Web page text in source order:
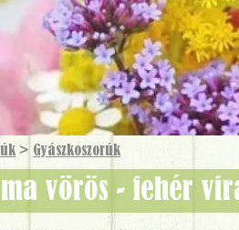
> Gyászkoszorúk
vörös - fehér